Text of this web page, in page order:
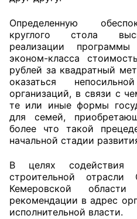
Определенную
круглого стола
реализации
эконом-класса
рублей за квадратный
оказаться
организаций, в связи с
те или иные формы
для семей,
более что такой
начальной стадии
В целях
строительной отрасли
Кемеровской
рекомендации в адрес
исполнительной власти.